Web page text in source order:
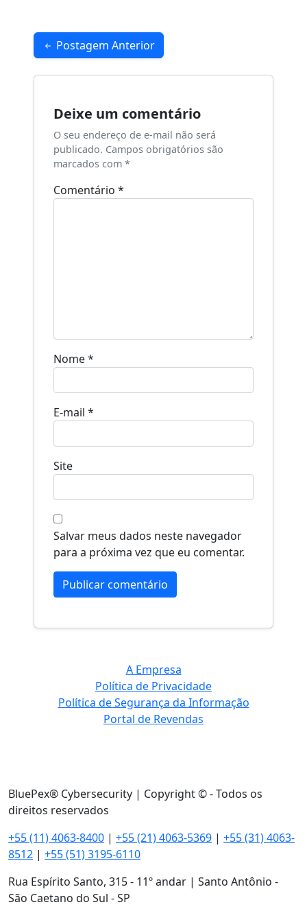
Navegação
de
Post
Postagem Anterior
Deixe um comentário
O seu endereço de e-mail não será
publicado. Campos obrigatórios são
marcados com*
Comentário*
Nome*
E-mail*
Site
Salvar meus dados neste navegador
para a próxima vez que eu comentar.
A Empresa
Política de Privacidade
Política de Segurança da Informação
Portal de Revendas
BluePex® Cybersecurity | Copyright © - Todos os
direitos reservados
+55 (11) 4063-8400 | +55 (21) 4063-5369 | +55 (31) 4063-
8512 | +55 (51) 3195-6110
Rua Espírito Santo, 315 - 11º andar | Santo Antônio -
São Caetano do Sul - SP